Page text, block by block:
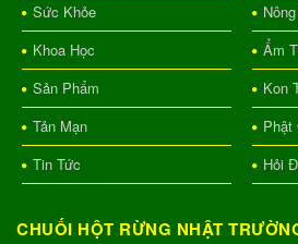
Sức Khỏe
Khoa Học
Ẩm
Sản Phẩm
Kon
Tản Mạn
Phật
Tin Tức
Hỏi
CHUỐI HỘT RỪNG NHẬT